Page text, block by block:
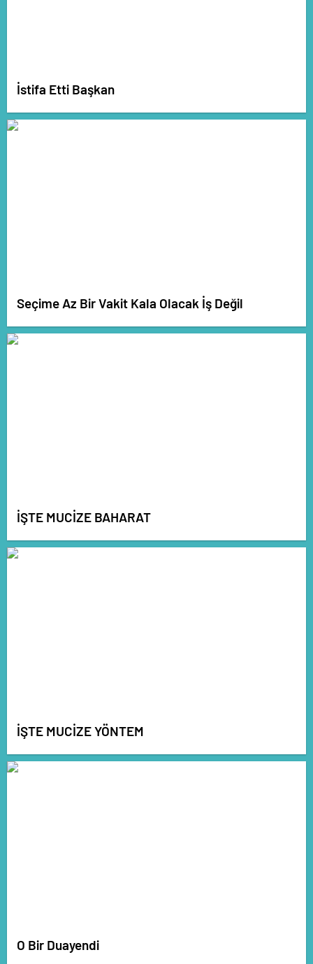
İstifa Etti Başkan
Seçime Az Bir Vakit Kala Olacak İş Değil
İŞTE MUCİZE BAHARAT
İŞTE MUCİZE YÖNTEM
O Bir Duayendi